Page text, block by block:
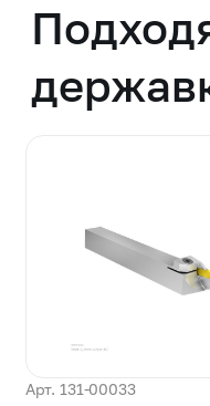
Арт. 131-00033